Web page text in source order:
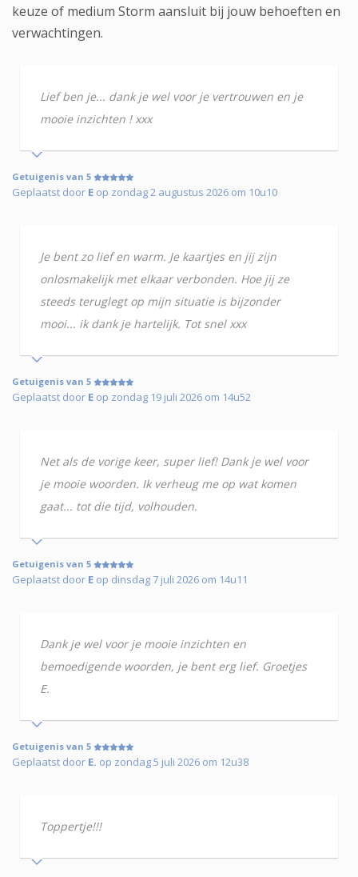
keuze of medium Storm aansluit bij jouw behoeften en
verwachtingen.
Lief ben je... dank je wel voor je vertrouwen en je
mooie inzichten ! xxx
Getuigenis van 5
Geplaatst door E op zondag 2 augustus 2026 om 10u10
Je bent zo lief en warm. Je kaartjes en jij zijn
onlosmakelijk met elkaar verbonden. Hoe jij ze
steeds teruglegt op mijn situatie is bijzonder
mooi... ik dank je hartelijk. Tot snel xxx
Getuigenis van 5
Geplaatst door E op zondag 19 juli 2026 om 14u52
Net als de vorige keer, super lief! Dank je wel voor
je mooie woorden. Ik verheug me op wat komen
gaat... tot die tijd, volhouden.
Getuigenis van 5
Geplaatst door E op dinsdag 7 juli 2026 om 14u11
Dank je wel voor je mooie inzichten en
bemoedigende woorden, je bent erg lief. Groetjes
E.
Getuigenis van 5
Geplaatst door E. op zondag 5 juli 2026 om 12u38
Toppertje!!!